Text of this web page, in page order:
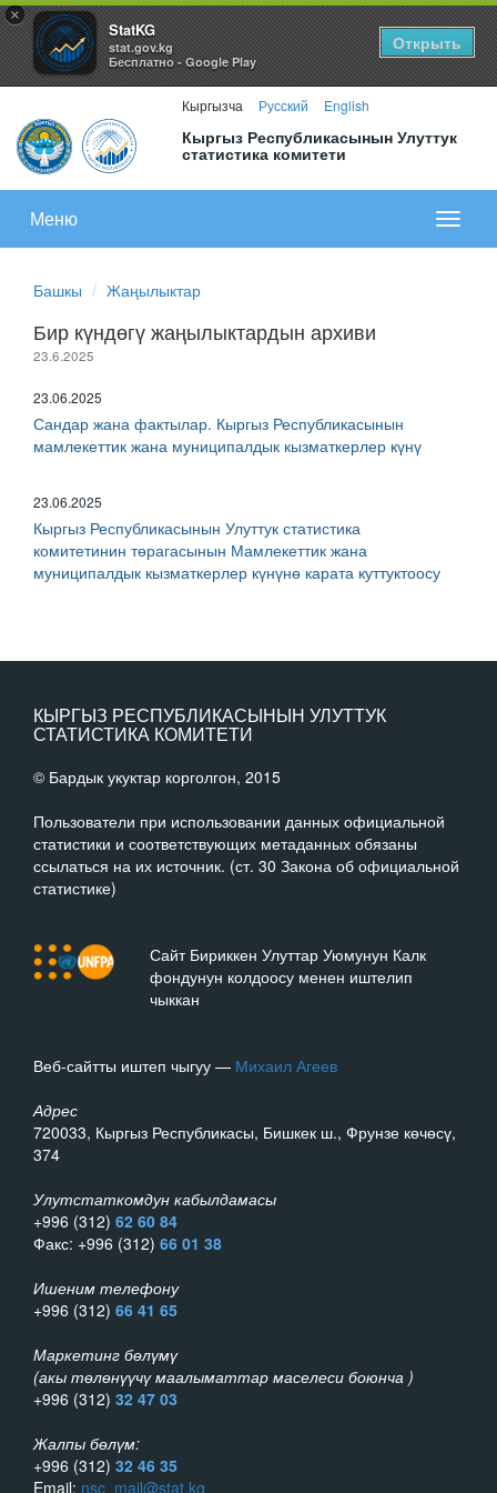
×
StatKG
stat.gov.kg
Бесплатно - Google Play
Открыть
Кыргызча Русский English
Кыргыз Республикасынын Улуттук
статистика комитети
меню
Меню
Башкы Жаңылыктар
Бир күндөгү жаңылыктардын архиви
23.6.2025
23.06.2025
Сандар жана фактылар. Кыргыз Республикасынын
мамлекеттик жана муниципалдык кызматкерлер күнү
23.06.2025
Кыргыз Республикасынын Улуттук статистика
комитетинин төрагасынын Мамлекеттик жана
муниципалдык кызматкерлер күнүнө карата куттуктоосу
КЫРГЫЗ РЕСПУБЛИКАСЫНЫН УЛУТТУК
СТАТИСТИКА КОМИТЕТИ
© Бардык укуктар корголгон, 2015
Пользователи при использовании данных официальной
статистики и соответствующих метаданных обязаны
ссылаться на их источник. (ст. 30 Закона об официальной
статистике)
Сайт Бириккен Улуттар Уюмунун Калк
фондунун колдоосу менен иштелип
чыккан
Веб-сайтты иштеп чыгуу — Михаил Агеев
Адрес
720033, Кыргыз Республикасы, Бишкек ш., Фрунзе көчөсү,
374
Улутстаткомдун кабылдамасы
+996 (312) 62 60 84
Факс: +996 (312) 66 01 38
Ишеним телефону
+996 (312) 66 41 65
Маркетинг бөлүмү
(акы төлөнүүчү маалыматтар маселеси боюнча )
+996 (312) 32 47 03
Жалпы бөлүм:
+996 (312) 32 46 35
Email: nsc_mail@stat.kg